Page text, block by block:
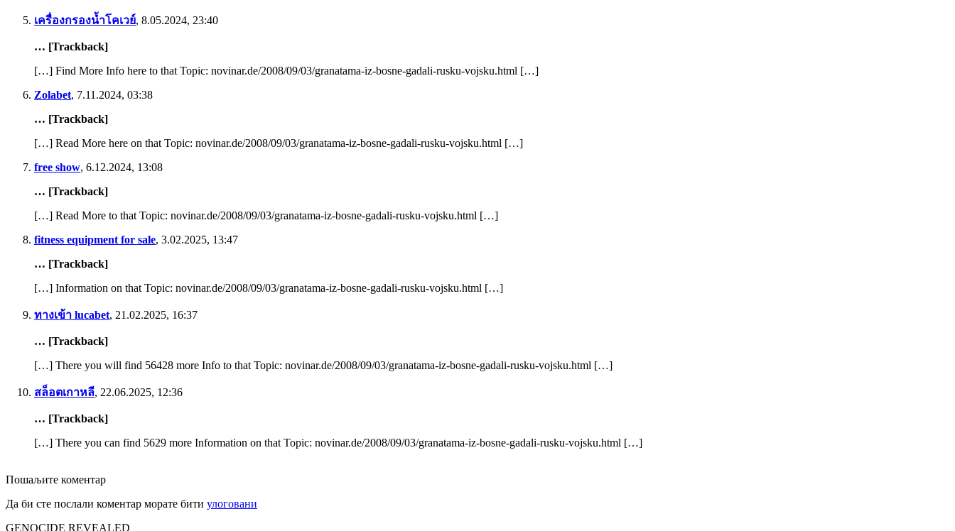
เครื่องกรองน้ำโคเวย์, 8.05.2024, 23:40
… [Trackback]
[…] Find More Info here to that Topic: novinar.de/2008/09/03/granatama-iz-bosne-gadali-rusku-vojsku.html […]
Zolabet, 7.11.2024, 03:38
… [Trackback]
[…] Read More here on that Topic: novinar.de/2008/09/03/granatama-iz-bosne-gadali-rusku-vojsku.html […]
free show, 6.12.2024, 13:08
… [Trackback]
[…] Read More to that Topic: novinar.de/2008/09/03/granatama-iz-bosne-gadali-rusku-vojsku.html […]
fitness equipment for sale, 3.02.2025, 13:47
… [Trackback]
[…] Information on that Topic: novinar.de/2008/09/03/granatama-iz-bosne-gadali-rusku-vojsku.html […]
ทางเข้า lucabet, 21.02.2025, 16:37
… [Trackback]
[…] There you will find 56428 more Info to that Topic: novinar.de/2008/09/03/granatama-iz-bosne-gadali-rusku-vojsku.html […]
สล็อตเกาหลี, 22.06.2025, 12:36
… [Trackback]
[…] There you can find 5629 more Information on that Topic: novinar.de/2008/09/03/granatama-iz-bosne-gadali-rusku-vojsku.html […]
Пошаљите коментар
Да би сте послали коментар морате бити улоговани
GENOCIDE REVEALED